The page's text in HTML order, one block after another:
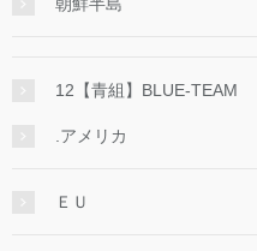
朝鮮半島
12【青組】BLUE-TEAM
.アメリカ
ＥＵ